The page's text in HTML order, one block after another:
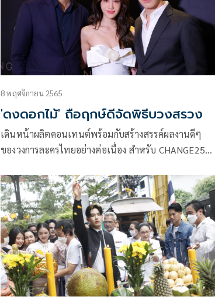
พุ่งหนามแหลมใส่ไม่ยั้ง
8 พฤศจิกายน 2565
'ดงดอกไม้' ถือฤกษ์ดีจัดพิธีบวงสรวง
เดินหน้าผลิตคอนเทนต์พร้อมกับสร้างสรรค์ผลงานดีๆ
ของวงการละครไทยอย่างต่อเนื่อง สำหรับ CHANGE2561
า ดงดอกไม้ จากบทประพันธ์ของ นันทนา วีระชน นำโดย
ฉอด-สายทิพย์ มนตรีกุล ณ อยุธยา ประธานเจ้าหน้าที่
บริหาร Chief Executive Officer (CEO) เป็นประธานใน
พิธี